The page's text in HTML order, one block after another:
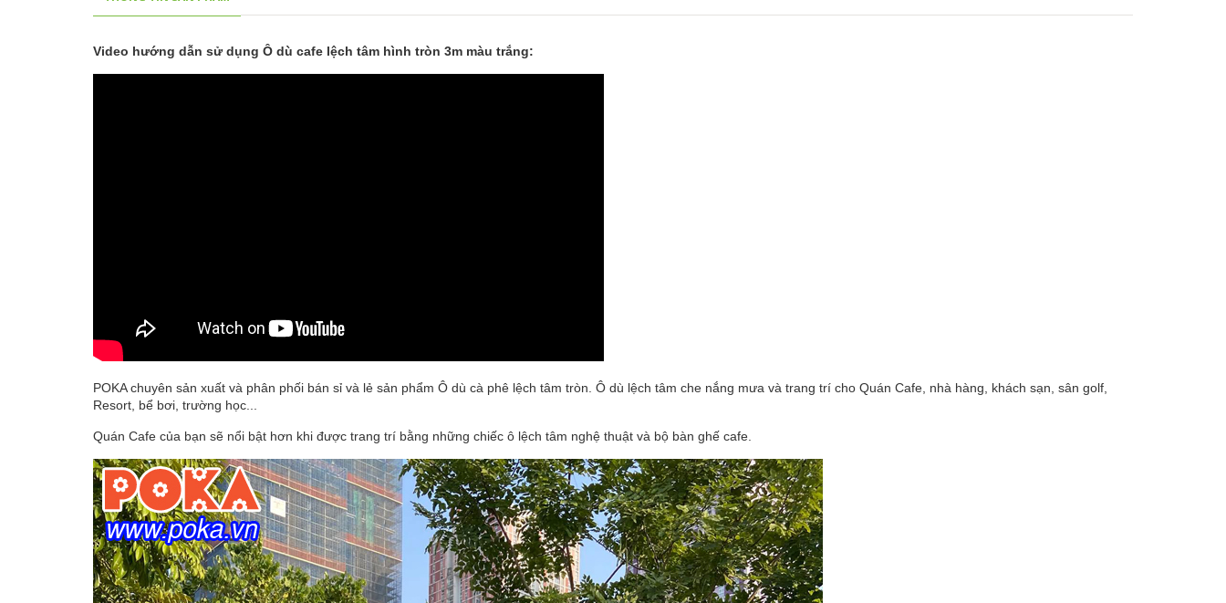
Video hướng dẫn sử dụng Ô dù cafe lệch tâm hình tròn 3m màu trắng:
POKAchuyên sản xuất và phân phối bán sỉ và lẻ sản phẩm Ô dù cà phê lệch tâm tròn. Ô dù lệch tâm che nắng mưa và trang trí cho Quán Cafe, nhà hàng, khách sạn, sân golf,
Resort, bể bơi, trường học...
Quán Cafe của bạn sẽ nổi bật hơn khi được trang trí bằng những chiếc ô lệch tâm nghệ thuật và bộ bàn ghế cafe.